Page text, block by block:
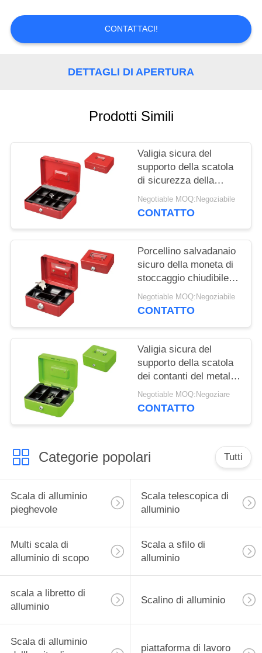
CITAZIONE
CONTATTACI!
DETTAGLI DI APERTURA
Prodotti Simili
Valigia sicura del
supporto della scatola
di sicurezza della
moneta di stoccaggio
chiudibile a chiave dei
chiave di catenaccio 8
Negotiable MOQ:Negoziabile
CONTATTO
Porcellino salvadanaio
sicuro della moneta di
stoccaggio chiudibile a
chiave a 5 pollici dei
soldi con la serratura a
Negotiable MOQ:Negoziabile
CONTATTO
Valigia sicura del
supporto della scatola
dei contanti del metallo
di stoccaggio dei soldi
della moneta con la
Negotiable MOQ:Negoziare
CONTATTO
Categorie popolari Tutti
Scala di alluminio
pieghevole
Scala telescopica di
alluminio
Multi scala di
alluminio di scopo
Scala a sfilo di
alluminio
scala a libretto di
alluminio
Scalino di alluminio
Scala di alluminio
piattaforma di lavoro